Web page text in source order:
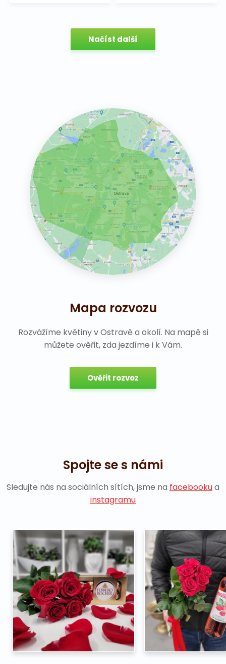
Načíst další
Mapa rozvozu
Rozvážíme květiny v Ostravě a okolí. Na mapě si
můžete ověřit, zda jezdíme i k Vám.
Ověřit rozvoz
Spojte se s námi
Sledujte nás na sociálních sítích, jsme na facebookua
instagramu